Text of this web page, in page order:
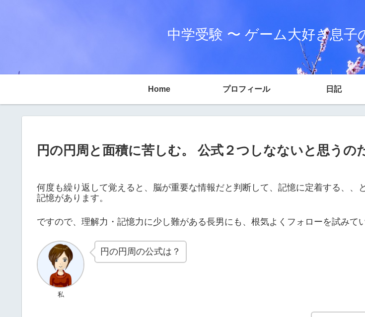
中学受験 〜 ゲーム大好き息子
Home プロフィール 日記
円の円周と面積に苦しむ。 公式２つしなないと思うの
何度も繰り返して覚えると、脳が重要な情報だと判断して、記憶に定着する、、
記憶があります。
ですので、理解力・記憶力に少し難がある長男にも、根気よくフォローを試みて
私
円の円周の公式は？